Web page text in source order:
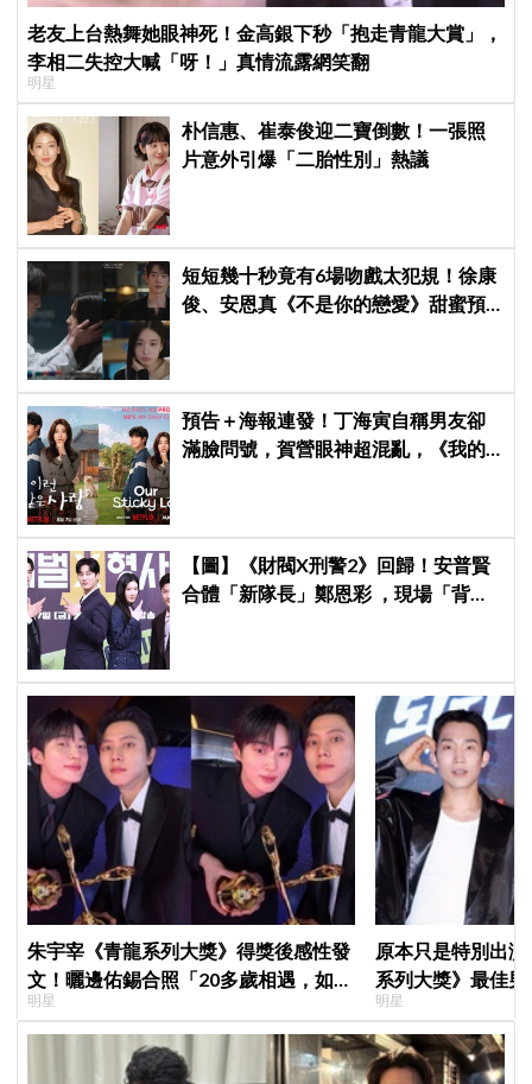
老友上台熱舞她眼神死！金高銀下秒「抱走青龍大賞」，
李相二失控大喊「呀！」真情流露網笑翻
明星
朴信惠、崔泰俊迎二寶倒數！一張照
片意外引爆「二胎性別」熱議
短短幾十秒竟有6場吻戲太犯規！徐康
俊、安恩真《不是你的戀愛》甜蜜預
預告＋海報連發！丁海寅自稱男友卻
滿臉問號，賀營眼神超混亂，《我的
【圖】《財閥X刑警2》回歸！安普賢
合體「新隊長」鄭恩彩 ，現場「背靠
朱宇宰《青龍系列大獎》得獎後感性發
文！曬邊佑錫合照「20多歲相遇，如今
一起站上頒獎舞台」
明星
原本只是特別出
系列大獎》最佳
鳥伙房兵》黃錫
演」傳奇
明星